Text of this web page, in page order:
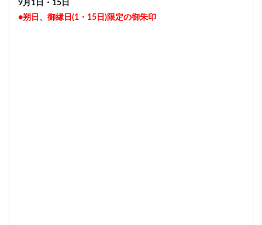
9月1日・15日
●朔日、御縁日(1・15日)限定の御朱印